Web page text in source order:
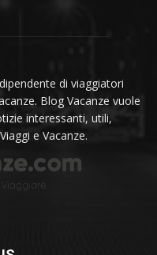
di viaggiatori
Blog Vacanze vuole
interessanti, utili,
e Vacanze.